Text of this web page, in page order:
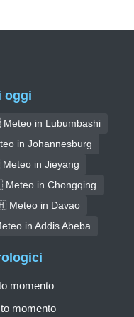
oggi
in Lubumbashi
in Johannesburg
in Jieyang
in Chongqing
Meteo in Davao
in Addis Abeba
momento
momento